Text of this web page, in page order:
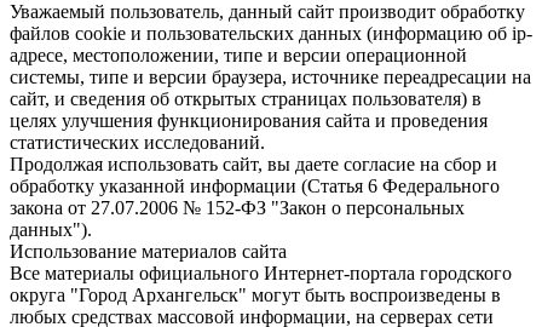
Уважаемый пользователь, данный сайт производит обработку
файлов cookie и пользовательских данных (информацию об ip-
адресе, местоположении, типе и версии операционной
системы, типе и версии браузера, источнике переадресации на
сайт, и сведения об открытых страницах пользователя) в
целях улучшения функционирования сайта и проведения
статистических исследований.
Продолжая использовать сайт, вы даете согласие на сбор и
обработку указанной информации (Статья 6 Федерального
закона от 27.07.2006 № 152-ФЗ "Закон о персональных
данных").
Использование материалов сайта
Все материалы официального Интернет-портала городского
округа "Город Архангельск" могут быть воспроизведены в
любых средствах массовой информации, на серверах сети